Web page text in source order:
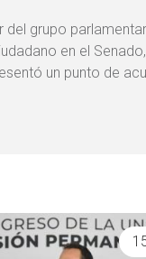
del grupo
en el
un punto de